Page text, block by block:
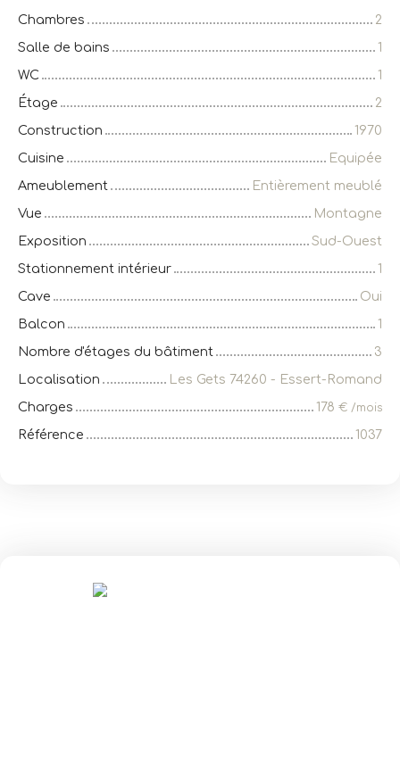
Chambres
2
Salle de bains
1
WC
1
Étage
2
Construction
1970
Cuisine
Equipée
Ameublement
Entièrement meublé
Vue
Montagne
Exposition
Sud-Ouest
Stationnement intérieur
1
Cave
Oui
Balcon
1
Nombre d'étages du bâtiment
3
Localisation
Les Gets 74260 - Essert-Romand
Charges
178 € /mois
Référence 1037